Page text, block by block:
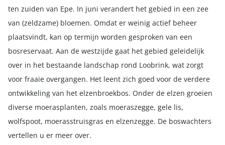
ten zuiden van Epe. In juni verandert het gebied in een zee
van (zeldzame) bloemen. Omdat er weinig actief beheer
plaatsvindt, kan op termijn worden gesproken van een
bosreservaat. Aan de westzijde gaat het gebied geleidelijk
over in het bestaande landschap rond Loobrink, wat zorgt
voor fraaie overgangen. Het leent zich goed voor de verdere
ontwikkeling van het elzenbroekbos. Onder de elzen groeien
diverse moerasplanten, zoals moeraszegge, gele lis,
wolfspoot, moerasstruisgras en elzenzegge. De boswachters
vertellen u er meer over.